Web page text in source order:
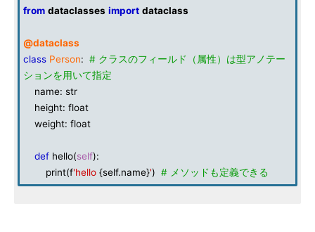
from dataclasses import dataclass
@dataclass
class Person: # クラスのフィールド（属性）は型アノテー
ションを用いて指定
name: str
height: float
weight: float
def hello(self):
print(f'hello {self.name}') # メソッドも定義できる